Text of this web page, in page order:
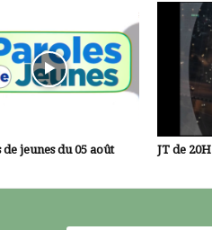
de jeunes du 05 août
JT de